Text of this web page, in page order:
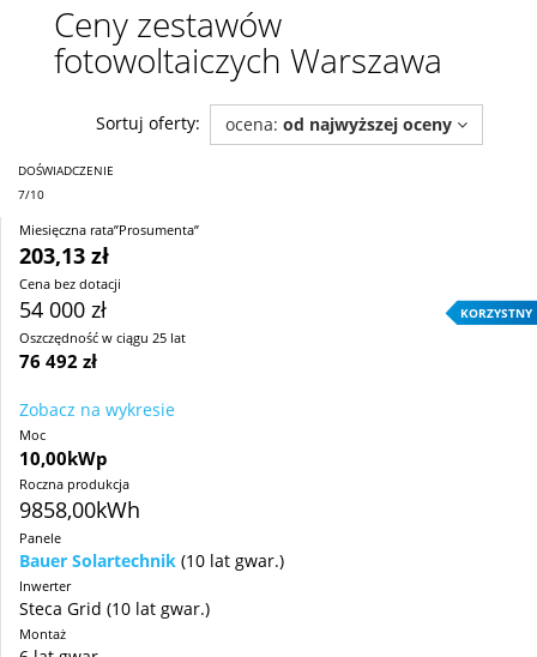
Ceny zestawów
fotowoltaiczych Warszawa
Sortuj oferty: ocena: od najwyższej oceny
DOŚWIADCZENIE
7/10
Miesięczna rata”Prosumenta”
203,13 zł
Cena bez dotacji
54 000 zł KORZYSTNY
Oszczędność w ciągu 25 lat
76 492 zł
Zobacz na wykresie
Moc
10,00kWp
Roczna produkcja
9858,00kWh
Panele
Bauer Solartechnik (10 lat gwar.)
Inwerter
Steca Grid (10 lat gwar.)
Montaż